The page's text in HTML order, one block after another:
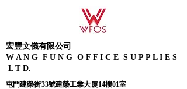
宏豐文儀有限公司
W A N G F U N G O F F I C E S U P P L I E S
L T D.
屯門建榮街33號建榮工業大廈14樓01室